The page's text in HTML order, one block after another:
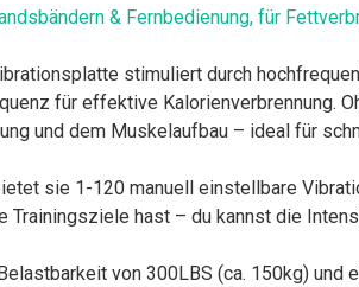
& Fernbedienung, für
stimuliert durch
für effektive Kalorienverbrennung.
und dem Muskelaufbau – ideal für
sie 1-120 manuell einstellbare
hast – du kannst die
von 300LBS (ca. 150kg) und